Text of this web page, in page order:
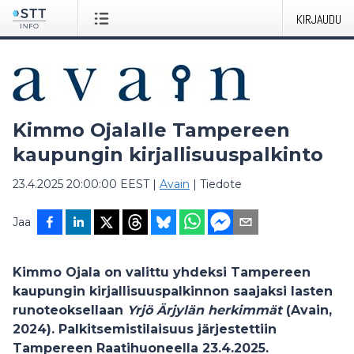
KIRJAUDU
Kimmo Ojalalle Tampereen
kaupungin kirjallisuuspalkinto
23.4.2025 20:00:00 EEST| Avain | Tiedote
Jaa
Kimmo Ojala on valittu yhdeksi Tampereen
kaupungin kirjallisuuspalkinnon saajaksi lasten
runoteoksellaan Yrjö Ärjylän herkimmät(Avain,
2024). Palkitsemistilaisuus järjestettiin
Tampereen Raatihuoneella 23.4.2025.